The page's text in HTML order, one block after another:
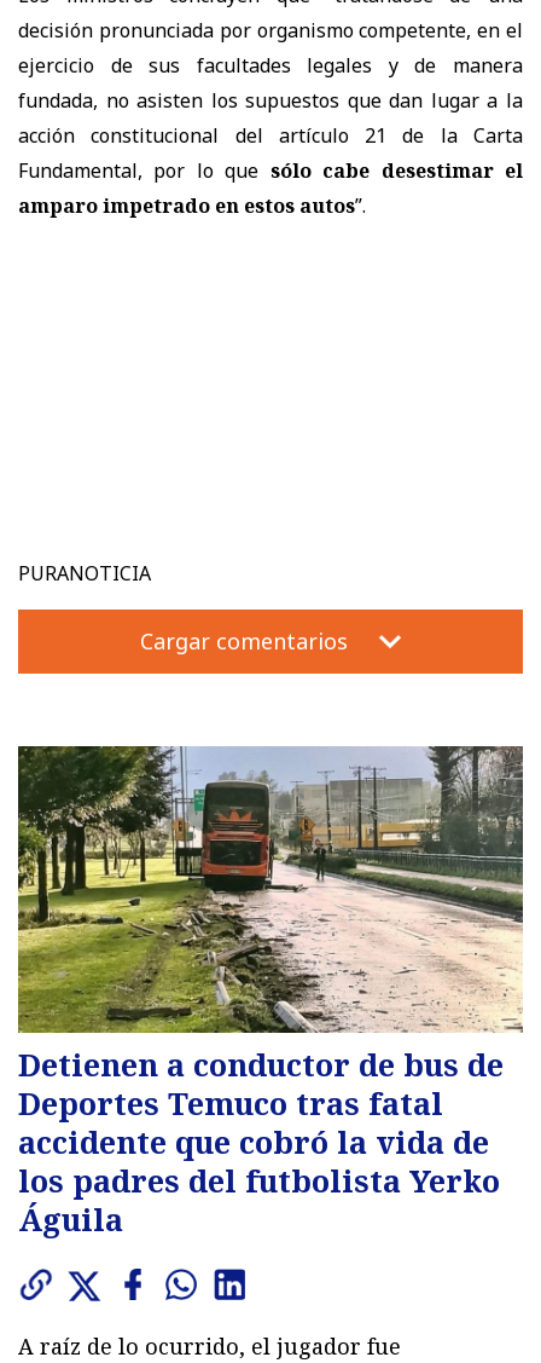
decisión pronunciada por organismo competente, en el
ejercicio de sus facultades legales y de manera
fundada, no asisten los supuestos que dan lugar a la
acción constitucional del artículo 21 de la Carta
Fundamental, por lo que sólo cabe desestimar el
amparo impetrado en estos autos”.
PURANOTICIA
Cargar comentarios
Detienen a conductor de bus de
Deportes Temuco tras fatal
accidente que cobró la vida de
los padres del futbolista Yerko
Águila
A raíz de lo ocurrido, el jugador fue